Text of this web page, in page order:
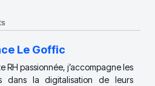
Le Goffic
RH passionnée, j’accompagne les
dans la digitalisation de leurs